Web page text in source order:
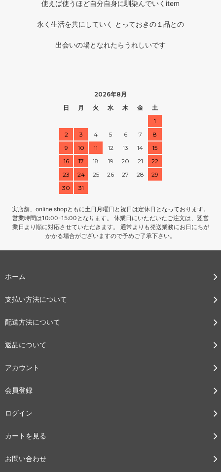
使えば使うほど自分自身に馴染んでいくitem
永く生活を共にしていく とっておきの１品との
出会いの場となれたらうれしいです
2026年8月
日
月 火 水 木 金
土
1
2
3 4 5 6 7
8
9
10 11 12 13 14
15
16
17 18 19 20 21
22
23
24 25 26 27 28
29
30
31
実店舗、online shopともに土日月曜日と祝日は定休日となっております。
営業時間は10:00-15:00となります。 休業日にいただいたご注文は、翌営
業日より順に対応させていただきます。 通常よりも発送業務にお日にちが
かかる場合がございますので予めご了承下さい。
ホーム
支払い方法について
配送方法について
返品について
アカウント
会員登録
ログイン
カートを見る
お問い合わせ